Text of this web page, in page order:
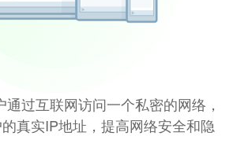
过互联网访问一个私密的网络，
真实IP地址，提高网络安全和隐